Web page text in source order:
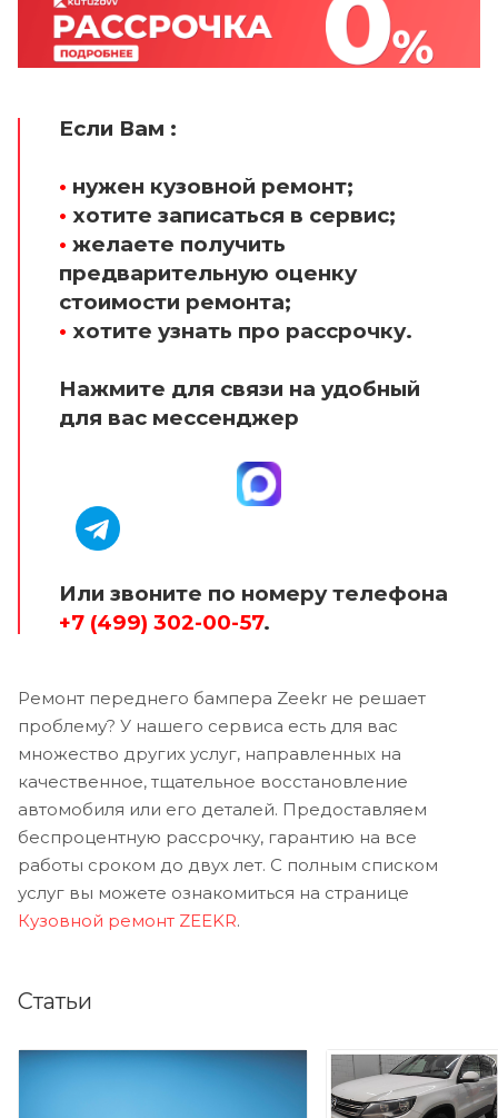
Если Вам :
• нужен кузовной ремонт;
• хотите записаться в сервис;
• желаете получить
предварительную оценку
стоимости ремонта;
• хотите узнать про рассрочку.
Нажмите для связи на удобный
для вас мессенджер
Или звоните по номеру телефона
+7 (499) 302-00-57.
Ремонт переднего бампера Zeekr не решает
проблему? У нашего сервиса есть для вас
множество других услуг, направленных на
качественное, тщательное восстановление
автомобиля или его деталей. Предоставляем
беспроцентную рассрочку, гарантию на все
работы сроком до двух лет. С полным списком
услуг вы можете ознакомиться на странице
Кузовной ремонт ZEEKR.
Статьи